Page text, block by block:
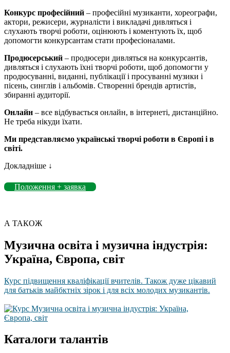
Конкурс професійний – професійні музиканти, хореографи,
актори, режисери, журналісти і викладачі дивляться і
слухають творчі роботи, оцінюють і коментують їх, щоб
допомогти конкурсантам стати професіоналами.
Продюсерський – продюсери дивляться на конкурсантів,
дивляться і слухають їхні творчі роботи, щоб допомогти у
продюсуванні, виданні, публікації і просуванні музики і
пісень, синглів і альбомів. Створенні брендів артистів,
збиранні аудиторії.
Онлайн – все відбувається онлайн, в інтернеті, дистанційно.
Не треба нікуди їхати.
Ми представляємо українські творчі роботи в Європі і в
світі.
Докладніше ↓
Положення + заявка
А ТАКОЖ
Музична освіта і музична індустрія:
Україна, Європа, світ
Курс підвищення кваліфікації вчителів. Також дуже цікавий
для батьків майбктніх зірок і для всіх молодих музикантів.
Каталоги талантів